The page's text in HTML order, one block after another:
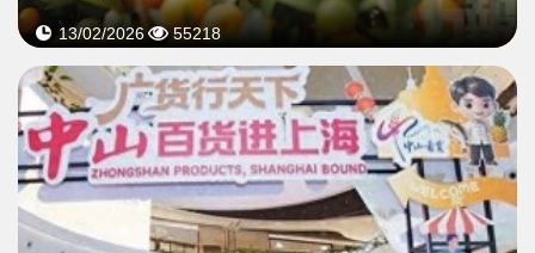
13/02/2026 55218